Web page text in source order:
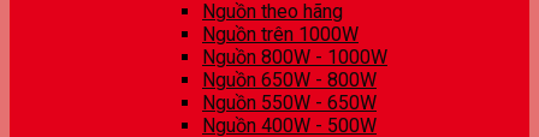
Nguồn theo hãng
Nguồn trên 1000W
Nguồn 800W - 1000W
Nguồn 650W - 800W
Nguồn 550W - 650W
Nguồn 400W - 500W